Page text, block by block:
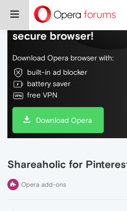
Do more on the web,
secure browser!
Download Opera browser with:
built-in ad blocker
battery saver
free VPN
Download Opera
Shareaholic for
Opera add-ons